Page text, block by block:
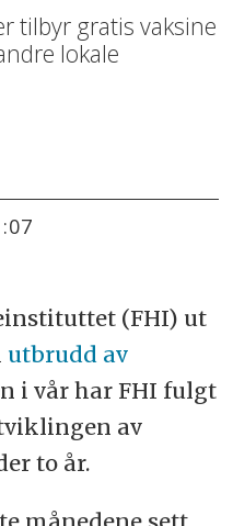
tilbyr gratis vaksine
lokale
(FHI) ut
utbrudd av
i vår har FHI fulgt
av
to år.